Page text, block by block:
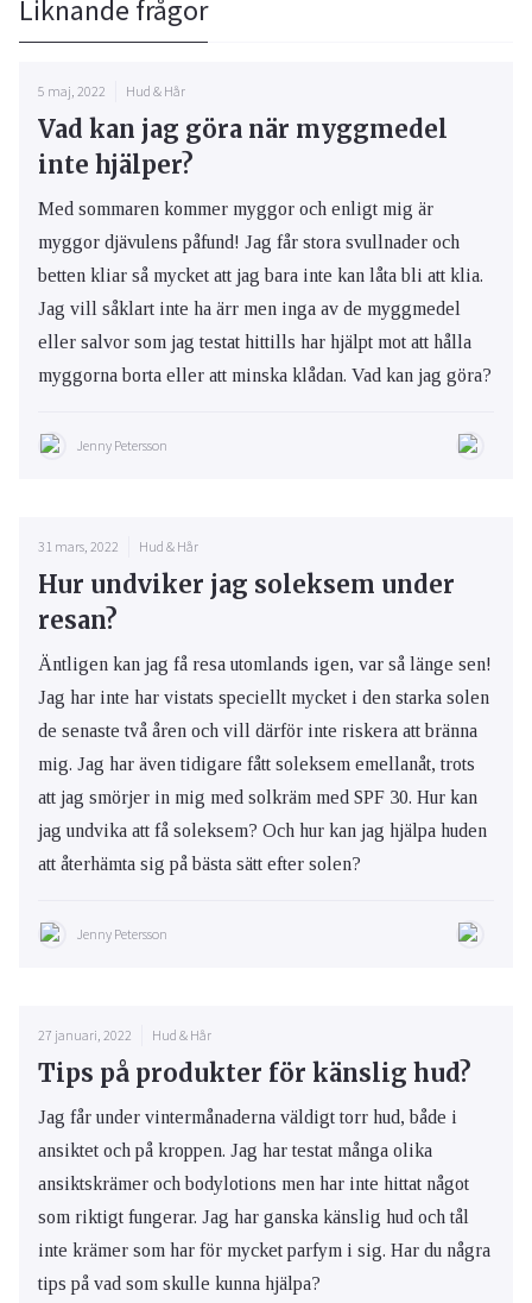
Liknande frågor
5 maj, 2022 Hud & Hår
Vad kan jag göra när myggmedel
inte hjälper?
Med sommaren kommer myggor och enligt mig är
myggor djävulens påfund! Jag får stora svullnader och
betten kliar så mycket att jag bara inte kan låta bli att klia.
Jag vill såklart inte ha ärr men inga av de myggmedel
eller salvor som jag testat hittills har hjälpt mot att hålla
myggorna borta eller att minska klådan. Vad kan jag göra?
Jenny Petersson
31 mars, 2022 Hud & Hår
Hur undviker jag soleksem under
resan?
Äntligen kan jag få resa utomlands igen, var så länge sen!
Jag har inte har vistats speciellt mycket i den starka solen
de senaste två åren och vill därför inte riskera att bränna
mig. Jag har även tidigare fått soleksem emellanåt, trots
att jag smörjer in mig med solkräm med SPF 30. Hur kan
jag undvika att få soleksem? Och hur kan jag hjälpa huden
att återhämta sig på bästa sätt efter solen?
Jenny Petersson
27 januari, 2022 Hud & Hår
Tips på produkter för känslig hud?
Jag får under vintermånaderna väldigt torr hud, både i
ansiktet och på kroppen. Jag har testat många olika
ansiktskrämer och bodylotions men har inte hittat något
som riktigt fungerar. Jag har ganska känslig hud och tål
inte krämer som har för mycket parfym i sig. Har du några
tips på vad som skulle kunna hjälpa?